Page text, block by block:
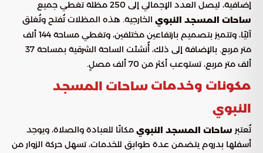
إضافية، ليصل العدد الإجمالي إلى 250 مظلة تغطي جميع
ساحات المسجد النبوي الخارجية. هذه المظلات تُفتح وتُغلق
آليًا، وتتميز بتصميم بارتفاعين مختلفين، وتغطي مساحة 144 ألف
متر مربع. بالإضافة إلى ذلك، أُنشئت الساحة الشرقية بمساحة 37
ألف متر مربع، تستوعب أكثر من 70 ألف مصلٍ.
مكونات وخدمات ساحات المسجد
النبوي
تُعتبر ساحات المسجد النبوي مكانًا للعبادة والصلاة، ويوجد
أسفلها بدروم يتضمن عدة طوابق للخدمات، تسهل حركة الزوار من